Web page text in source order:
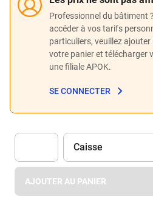
Professionnel du bâtiment
accéder à vos tarifs
particuliers, veuillez
votre panier et télécharger
une filiale APOK.
SE CONNECTER
Unité
Caisse
AJOUTER AU PANIER